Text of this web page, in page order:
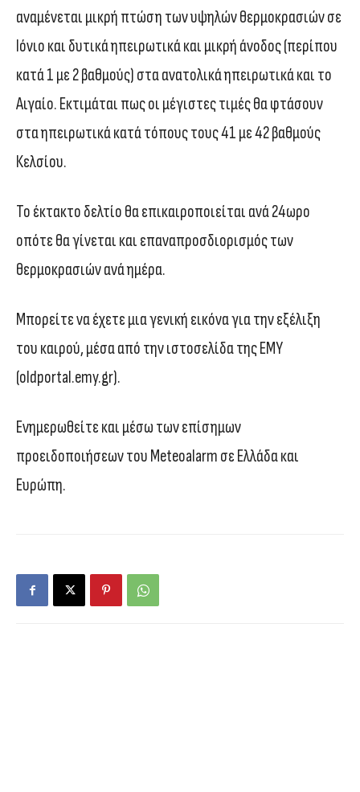
αναμένεται μικρή πτώση των υψηλών θερμοκρασιών σε
Ιόνιο και δυτικά ηπειρωτικά και μικρή άνοδος (περίπου
κατά 1 με 2 βαθμούς) στα ανατολικά ηπειρωτικά και το
Αιγαίο. Εκτιμάται πως οι μέγιστες τιμές θα φτάσουν
στα ηπειρωτικά κατά τόπους τους 41 με 42 βαθμούς
Κελσίου.
Το έκτακτο δελτίο θα επικαιροποιείται ανά 24ωρο
οπότε θα γίνεται και επαναπροσδιορισμός των
θερμοκρασιών ανά ημέρα.
Μπορείτε να έχετε μια γενική εικόνα για την εξέλιξη
του καιρού, μέσα από την ιστοσελίδα της ΕΜΥ
(oldportal.emy.gr).
Ενημερωθείτε και μέσω των επίσημων
προειδοποιήσεων του Meteoalarm σε Ελλάδα και
Ευρώπη.